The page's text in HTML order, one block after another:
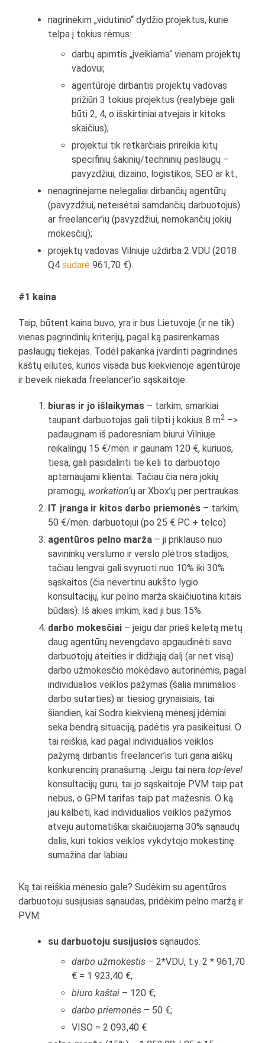
nagrinėkim „vidutinio“ dydžio projektus, kurie
telpa į tokius rėmus:
darbų apimtis „įveikiama“ vienam projektų
vadovui;
agentūroje dirbantis projektų vadovas
prižiūri 3 tokius projektus (realybėje gali
būti 2, 4, o išskirtiniai atvejais ir kitoks
skaičius);
projektui tik retkarčiais prireikia kitų
specifinių šakinių/techninių paslaugų –
pavyzdžiui, dizaino, logistikos, SEO ar kt.;
nenagrinėjame nelegaliai dirbančių agentūrų
(pavyzdžiui, neteisėtai samdančių darbuotojus)
ar freelancer’ių (pavyzdžiui, nemokančių jokių
mokesčių);
projektų vadovas Vilniuje uždirba 2 VDU (2018
Q4sudarė 961,70 €).
#1 kaina
Taip, būtent kaina buvo, yra ir bus Lietuvoje (ir ne tik)
vienas pagrindinių kriterijų, pagal ką pasirenkamas
paslaugų tiekėjas. Todėl pakanka įvardinti pagrindines
kaštų eilutes, kurios visada bus kiekvienoje agentūroje
ir beveik niekada freelancer’io sąskaitoje:
biuras ir jo išlaikymas – tarkim, smarkiai
taupant darbuotojas gali tilpti į kokius 8 m2 –>
padauginam iš padoresniam biurui Vilniuje
reikalingų 15 €/mėn. ir gaunam 120 €, kuriuos,
tiesa, gali pasidalinti tie keli to darbuotojo
aptarnaujami klientai. Tačiau čia nėra jokių
pramogų, workation‘ų ar Xbox’ų per pertraukas.
IT įranga ir kitos darbo priemonės – tarkim,
50 €/mėn. darbuotojui (po 25 € PC + telco)
agentūros pelno marža – ji priklauso nuo
savininkų verslumo ir verslo plėtros stadijos,
tačiau lengvai gali svyruoti nuo 10% iki 30%
sąskaitos (čia nevertinu aukšto lygio
konsultacijų, kur pelno marža skaičiuotina kitais
būdais). Iš akies imkim, kad ji bus 15%.
darbo mokesčiai – jeigu dar prieš keletą metų
daug agentūrų nevengdavo apgaudinėti savo
darbuotojų ateities ir didžiąją dalį (ar net visą)
darbo užmokesčio mokėdavo autorinėmis, pagal
individualios veiklos pažymas (šalia minimalios
darbo sutarties) ar tiesiog grynaisiais, tai
šiandien, kai Sodra kiekvieną mėnesį įdėmiai
seka bendrą situaciją, padėtis yra pasikeitusi. O
tai reiškia, kad pagal individualios veiklos
pažymą dirbantis freelancer’is turi gana aiškų
konkurencinį pranašumą. Jeigu tai nėratop-level
konsultacijų guru, tai jo sąskaitoje PVM taip pat
nebus, o GPM tarifas taip pat mažesnis. O ką
jau kalbėti, kad individualios veiklos pažymos
atveju automatiškai skaičiuojama 30% sąnaudų
dalis, kuri tokios veiklos vykdytojo mokestinę
sumažina dar labiau.
Ką tai reiškia mėnesio gale? Sudėkim su agentūros
darbuotoju susijusias sąnaudas, pridėkim pelno maržą ir
PVM:
su darbuotoju susijusios sąnaudos:
darbo užmokestis – 2*VDU, t.y. 2 * 961,70
€ = 1 923,40 €;
biuro kaštai – 120 €;
darbo priemonės – 50 €;
VISO = 2 093,40 €